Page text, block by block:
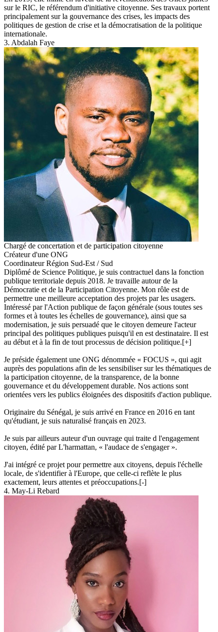
sur le RIC, le référendum d'initiative citoyenne. Ses travaux portent
principalement sur la gouvernance des crises, les impacts des
politiques de gestion de crise et la démocratisation de la politique
internationale.
3. Abdalah Faye
Chargé de concertation et de participation citoyenne
Créateur d'une ONG
Coordinateur Région Sud-Est / Sud
Diplômé de Science Politique, je suis contractuel dans la fonction
publique territoriale depuis 2018. Je travaille autour de la
Démocratie et de la Participation Citoyenne. Mon rôle est de
permettre une meilleure acceptation des projets par les usagers.
Intéressé par l'Action publique de façon générale (sous toutes ses
formes et à toutes les échelles de gouvernance), ainsi que sa
modernisation, je suis persuadé que le citoyen demeure l'acteur
principal des politiques publiques puisqu'il en est destinataire. Il est
au début et à la fin de tout processus de décision politique.[+]
Je préside également une ONG dénommée « FOCUS », qui agit
auprès des populations afin de les sensibiliser sur les thématiques de
la participation citoyenne, de la transparence, de la bonne
gouvernance et du développement durable. Nos actions sont
orientées vers les publics éloignées des dispositifs d'action publique.
Originaire du Sénégal, je suis arrivé en France en 2016 en tant
qu'étudiant, je suis naturalisé français en 2023.
Je suis par ailleurs auteur d'un ouvrage qui traite d l'engagement
citoyen, édité par L'harmattan, « l'audace de s'engager ».
J'ai intégré ce projet pour permettre aux citoyens, depuis l'échelle
locale, de s'identifier à l'Europe, que celle-ci reflète le plus
exactement, leurs attentes et préoccupations.[-]
4. May-Li Rebard